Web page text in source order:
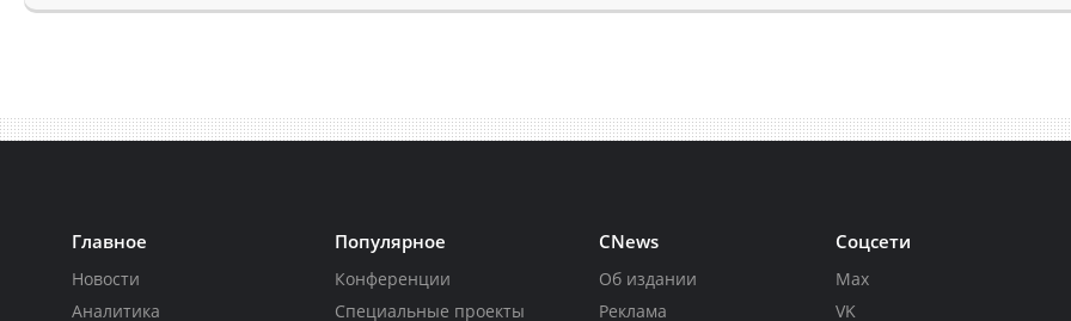
Главное
Новости
Аналитика
Популярное
Конференции
Специальные проекты
CNews
Об издании
Реклама
Соцсети
Max
VK